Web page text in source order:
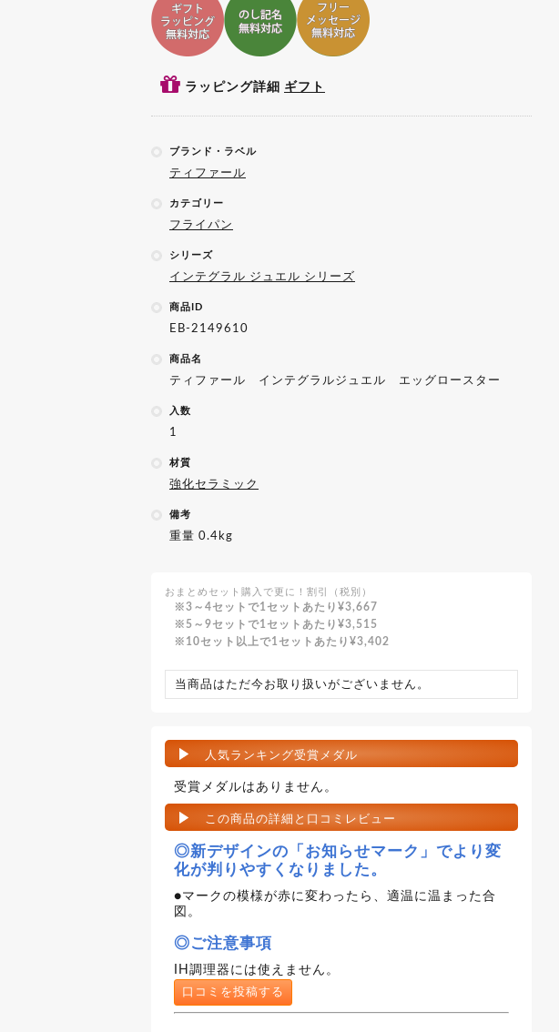
ラッピング詳細 ギフト
ブランド・ラベル
ティファール
カテゴリー
フライパン
シリーズ
インテグラル ジュエル シリーズ
商品ID
EB-2149610
商品名
ティファール インテグラルジュエル エッグロースター
入数
1
材質
強化セラミック
備考
重量 0.4kg
おまとめセット購入で更に！割引（税別）
3～4セットで1セットあたり ¥3,667
5～9セットで1セットあたり ¥3,515
10セット以上で1セットあたり ¥3,402
当商品はただ今お取り扱いがございません。
人気ランキング受賞メダル
受賞メダルはありません。
この商品の詳細と口コミレビュー
◎新デザインの「お知らせマーク」でより変
化が判りやすくなりました。
●マークの模様が赤に変わったら、適温に温まった合
図。
◎ご注意事項
IH調理器には使えません。
口コミを投稿する